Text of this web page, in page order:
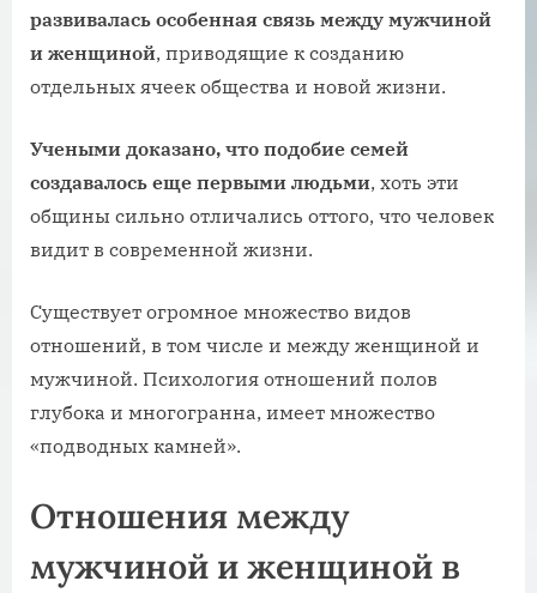
развивалась особенная связь между мужчиной
и женщиной, приводящие к созданию
отдельных ячеек общества и новой жизни.
Учеными доказано, что подобие семей
создавалось еще первыми людьми, хоть эти
общины сильно отличались оттого, что человек
видит в современной жизни.
Существует огромное множество видов
отношений, в том числе и между женщиной и
мужчиной. Психология отношений полов
глубока и многогранна, имеет множество
«‎подводных камней».
Отношения между
мужчиной и женщиной в